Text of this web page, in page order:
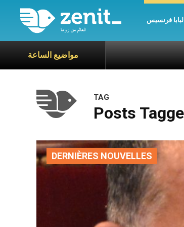
البابا فرنسيس
مواضيع الساعة
TAG
DERNIÈRES NOUVELLES